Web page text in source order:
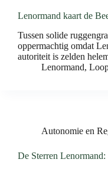
Lenormand kaart de
Tussen solide
oppermachtig omdat
autoriteit is zelden
Lenormand,
Autonomie en
De Sterren